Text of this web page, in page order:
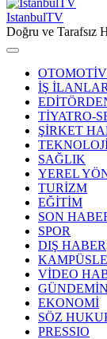
IstanbulTV
Doğru ve Tarafsız
İŞ
TİYATRO-
ŞİRKET
SAĞLIK
YEREL
TURİZM
EĞİTİM
SON
SPOR
DIŞ HABER
VİDEO
EKONOMİ
SÖZ
PRESSIO